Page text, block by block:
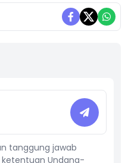
tanggung jawab
Undang-